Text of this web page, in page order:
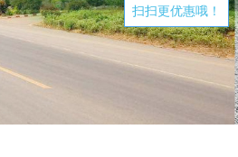
扫扫更优惠哦！